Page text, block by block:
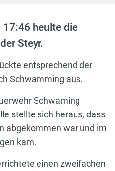
17:46 heulte die
Steyr.
entsprechend der
Schwamming aus.
Schwaming
stellte sich heraus, dass
abgekommen war und im
kam.
einen zweifachen